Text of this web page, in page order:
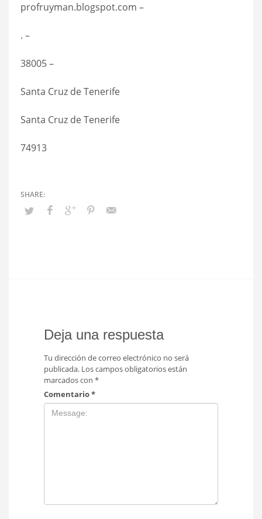
profruyman.blogspot.com –
. –
38005 –
Santa Cruz de Tenerife
Santa Cruz de Tenerife
74913
Deja una respuesta
Tu dirección de correo electrónico no será
publicada. Los campos obligatorios están
marcados con *
Comentario*